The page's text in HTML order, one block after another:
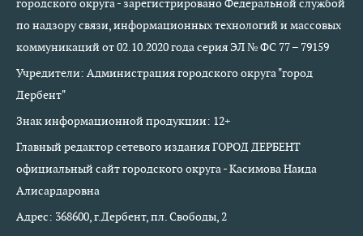
городского округа - зарегистрировано Федеральной службой
по надзору связи, информационных технологий и массовых
коммуникаций от 02.10.2020 года серия ЭЛ № ФС 77 – 79159
Учредители: Администрация городского округа "город
Дербент"
Знак информационной продукции: 12+
Главный редактор сетевого издания ГОРОД ДЕРБЕНТ
официальный сайт городского округа - Касимова Наида
Алисардаровна
Адрес: 368600, г.Дербент, пл. Свободы, 2